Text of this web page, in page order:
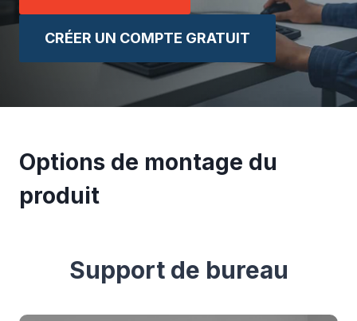
CRÉER UN COMPTE GRATUIT
Options de montage du
produit
Support de bureau